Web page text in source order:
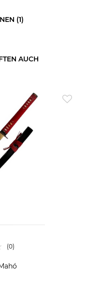
(1)
AUCH